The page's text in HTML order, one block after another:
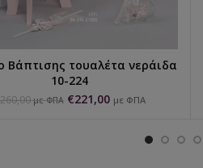
ΕΠΙΛΟΓΉ...
Βάπτισης τουαλέτα νεράιδα
10-224
260,00 με ΦΠΑ €221,00 με ΦΠΑ